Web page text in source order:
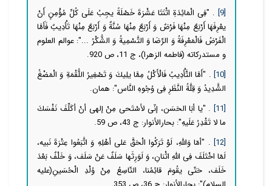
[9]
. "فِی‏ الْمَائِدَةِ اثْنَتَا عَشْرَةَ خَصْلَةً یجِبُ عَلَى كُلِّ مُؤْمِنٍ أَنْ
یعْرِفَهَا أَرْبَعٌ مِنْهَا فَرْضٌ وَ أَرْبَعٌ مِنْهَا سُنَّةٌ وَ أَرْبَعٌ مِنْهَا تَأْدِیبٌ فَأَمَّا
الْفَرْضُ فَالْمَعْرِفَةُ وَ الرِّضَا وَ التَّسْمِیةُ وَ الشُّكْرُ ...‏": عوالم العلوم
و مستدرکاته (فاطمه الزهرا)، ج 11، ص 920.
[10]
. "أَمَّا التَّأْدِیبُ فَالْأَكْلُ مِمَّا یلِیكَ وَ تَصْغِیرُ اللُّقْمَةِ وَ الْمَضْغُ
الشَّدِیدُ وَ قِلَّةُ النَّظَرِ فِی وُجُوهِ النَّاس‏": همان.
[11] . "یا أبَا الحَسَن، إنّى لأسْتَحى مِنْ إلهى أنْ أكَلِّفَ نَفْسَكَ
ما لا تَقْدِرُ عَلَیهِ": بحارالأنوار: ج 43، ص 59.
[12] . "أمّا وَاللّهِ، لَوْ تَرَكُوا الْحَقَّ عَلى أهْلِهِ وَ اتَّبَعُوا عِتْرَةَ نَبیه،
لَمّا اخْتَلَفَ فِى اللّهِ اثْنانِ، وَ لَوَرِثَها سَلَفٌ عَنْ سَلَف، وَ خَلْفٌ بَعْدَ
خَلَف، حَتّى یقُومَ قائِمُنا، التّاسِعُ مِنْ وُلْدِ الْحُسَینِ(علیه